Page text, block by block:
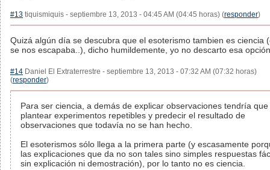
#13 tiquismiquis - septiembre 13, 2013 - 04:45 AM (04:45 horas) (responder)
Quizá algún día se descubra que el esoterismo tambien es ciencia
se nos escapaba..), dicho humildemente, yo no descarto esa
#14 Daniel El Extraterrestre - septiembre 13, 2013 - 07:32 AM (07:32 horas)
(responder)
Para ser ciencia, a demás de explicar observaciones tendría que
plantear experimentos repetibles y predecir el resultado de
observaciones que todavía no se han hecho.
El esoterismos sólo llega a la primera parte (y escasamente
las explicaciones que da no son tales sino simples respuestas
sin explicación ni demostración), por lo tanto no es ciencia.